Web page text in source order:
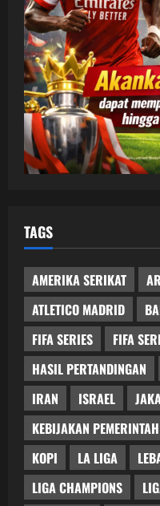
TAGS
AMERIKA SERIKAT
ATLETICO MADRID
FIFA SERIES
FIFA
HASIL PERTANDINGAN
IRAN
ISRAEL
KEBIJAKAN PEMERINTAH
KOPI
LA LIGA
LIGA CHAMPIONS